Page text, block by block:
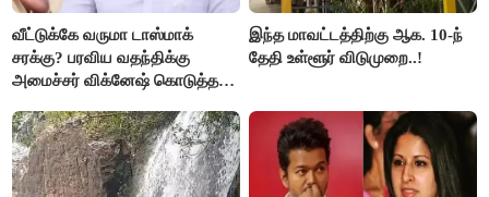
வீட்டுக்கே வருமா டாஸ்மாக்
சரக்கு? பரவிய வதந்திக்கு
அமைச்சர் விக்னேஷ் கொடுத்த
இந்த மாவட்டத்திற்கு ஆக. 10-ந்
தேதி உள்ளூர் விடுமுறை..!